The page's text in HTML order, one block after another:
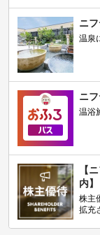
ニ
温泉
ニ
温浴
【
内】
株主
拡充